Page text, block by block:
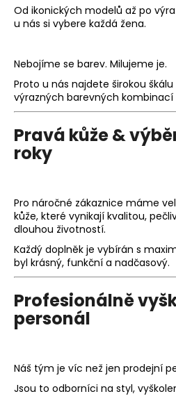
Od ikonických modelů až po
u nás si vybere každá žena.
Nebojíme se barev. Milujeme je.
Proto u nás najdete širokou
výrazných barevných kombinací
Pravá kůže &
roky
Pro náročné zákaznice máme
kůže, které vynikají kvalitou,
dlouhou životností.
Každý doplněk je vybírán s
byl krásný, funkční a nadčasový.
Profesionálně
personál
Náš tým je víc než jen prodejní
Jsou to odborníci na styl,
D
o
p
o
r
u
j
e
m
e